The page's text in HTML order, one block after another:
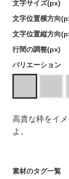
文字サイズ(px)
文字位置横方向(
文字位置縦方向(
行間の調整(px)
バリエーション
高貴な枠をイ
よ。
素材のタグ一覧